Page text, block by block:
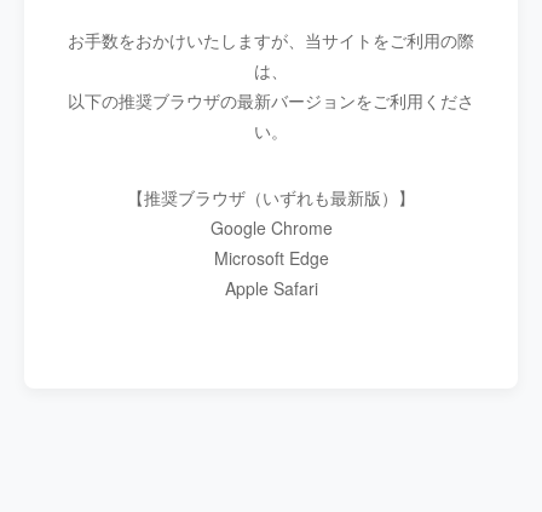
お手数をおかけいたしますが、当サイトをご利用の際
は、
以下の推奨ブラウザの最新バージョンをご利用くださ
い。
【推奨ブラウザ（いずれも最新版）】
Google Chrome
Microsoft Edge
Apple Safari